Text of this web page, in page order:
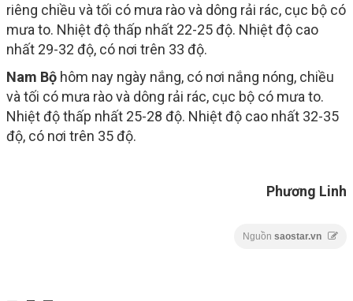
riêng chiều và tối có mưa rào và dông rải rác, cục bộ có
mưa to. Nhiệt độ thấp nhất 22-25 độ. Nhiệt độ cao
nhất 29-32 độ, có nơi trên 33 độ.
Nam Bộ hôm nay ngày nắng, có nơi nắng nóng, chiều
và tối có mưa rào và dông rải rác, cục bộ có mưa to.
Nhiệt độ thấp nhất 25-28 độ. Nhiệt độ cao nhất 32-35
độ, có nơi trên 35 độ.
Phương Linh
Nguồn saostar.vn